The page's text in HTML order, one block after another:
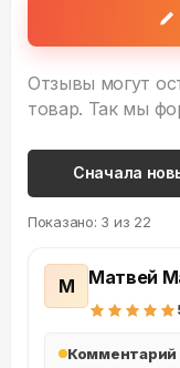
Отзывы могут
товар. Так мы
Сначала
Показано: 3 из 22
М Матвей
Комментарий